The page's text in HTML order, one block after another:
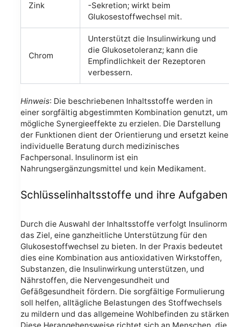
Zink
-Sekretion; wirkt beim
Glukosestoffwechsel mit.
Chrom
Unterstützt die Insulinwirkung und
die Glukosetoleranz; kann die
Empfindlichkeit der Rezeptoren
verbessern.
Hinweis: Die beschriebenen Inhaltsstoffe werden in
einer sorgfältig abgestimmten Kombination genutzt, um
mögliche Synergieeffekte zu erzielen. Die Darstellung
der Funktionen dient der Orientierung und ersetzt keine
individuelle Beratung durch medizinisches
Fachpersonal. Insulinorm ist ein
Nahrungsergänzungsmittel und kein Medikament.
Schlüsselinhaltsstoffe und ihre Aufgaben
Durch die Auswahl der Inhaltsstoffe verfolgt Insulinorm
das Ziel, eine ganzheitliche Unterstützung für den
Glukosestoffwechsel zu bieten. In der Praxis bedeutet
dies eine Kombination aus antioxidativen Wirkstoffen,
Substanzen, die Insulinwirkung unterstützen, und
Nährstoffen, die Nervengesundheit und
Gefäßgesundheit fördern. Die sorgfältige Formulierung
soll helfen, alltägliche Belastungen des Stoffwechsels
zu mildern und das allgemeine Wohlbefinden zu